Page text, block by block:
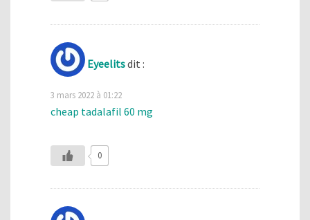
Eyeelitsdit :
3 mars 2022 à 01:22
cheap tadalafil 60 mg
0